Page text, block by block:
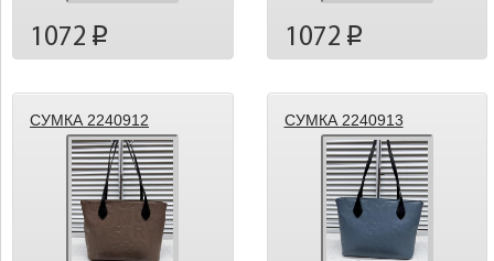
1072 p 1072 p
СУМКА 2240912 СУМКА 2240913